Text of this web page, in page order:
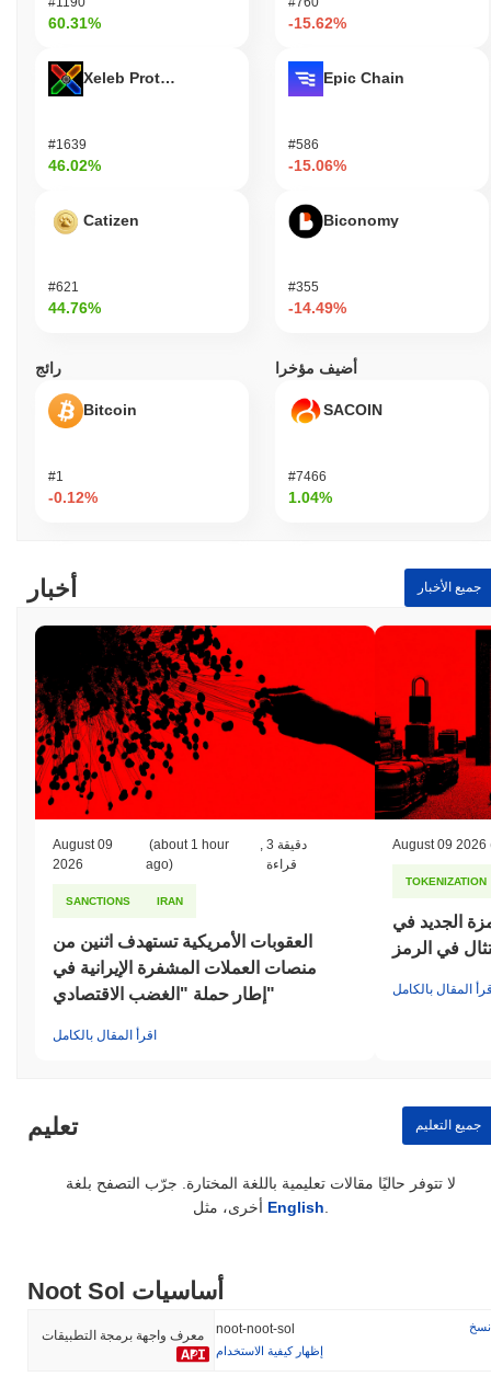
60.31%
Xeleb Protocol
#1639
46.02%
Catizen
#621
44.76%
-15.62%
Epic Chain
#586
-15.06%
Biconomy
#355
-14.49%
رائج
Bitcoin
#1
-0.12%
أضيف مؤخرا
SACOIN
#7466
1.04%
أخبار جميع الأخبار
August 09
2026
(about 1 hour
ago)
3 دقيقة
قراءة
SANCTIONS IRAN
العقوبات الأمريكية تستهدف اثنين من
منصات العملات المشفرة الإيرانية في
إطار حملة "الغضب الاقتصادي"
اقرأ المقال بالكامل
August 09 2026
TOKENIZATION
الجديد في
في الرمز
المقال بالكامل
تعليم جميع التعليم
لا تتوفر حاليًا مقالات تعليمية باللغة المختارة. جرّب التصفح بلغة
English
Noot Sol أساسيات
معرف واجهة برمجة التطبيقات noot-noot-sol
نسخ
إظهار كيفية الاستخدام